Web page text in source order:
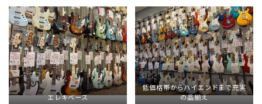
エレキベース
低価格帯からハイエンドまで充実
の品揃え